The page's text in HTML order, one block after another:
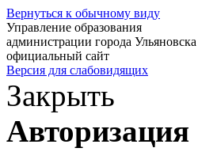
Вернуться к обычному виду
Управление образования
администрации города Ульяновска
официальный сайт
Версия для слабовидящих
Закрыть
Авторизация